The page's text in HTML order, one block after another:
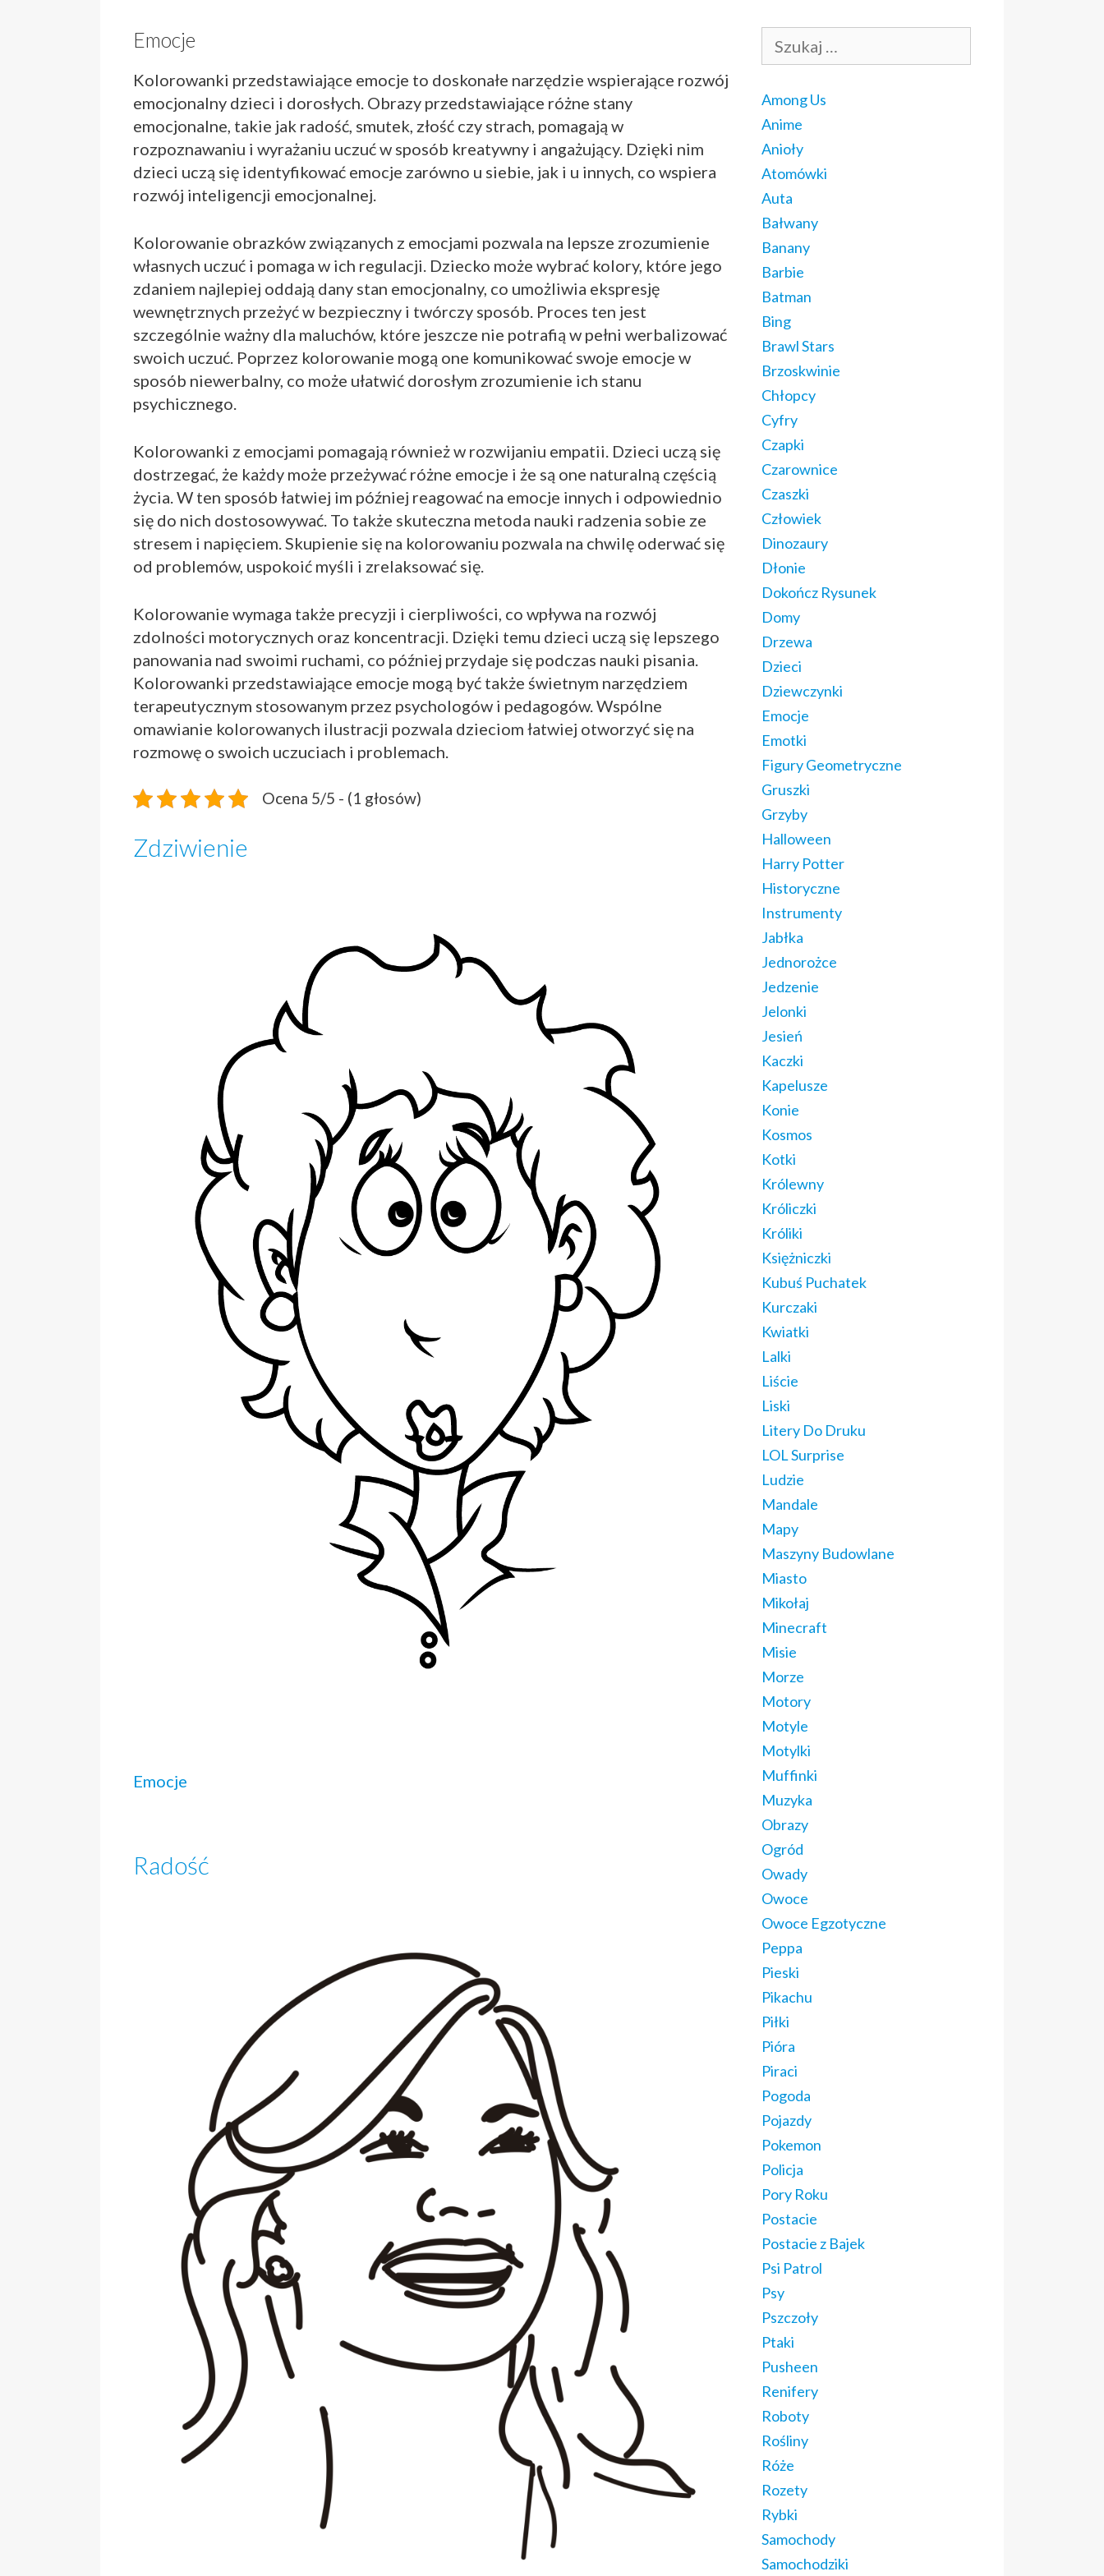
Emocje
Kolorowanki przedstawiające emocje to doskonałe narzędzie wspierające rozwój
emocjonalny dzieci i dorosłych. Obrazy przedstawiające różne stany
emocjonalne, takie jak radość, smutek, złość czy strach, pomagają w
rozpoznawaniu i wyrażaniu uczuć w sposób kreatywny i angażujący. Dzięki nim
dzieci uczą się identyfikować emocje zarówno u siebie, jak i u innych, co wspiera
rozwój inteligencji emocjonalnej.
Kolorowanie obrazków związanych z emocjami pozwala na lepsze zrozumienie
własnych uczuć i pomaga w ich regulacji. Dziecko może wybrać kolory, które jego
zdaniem najlepiej oddają dany stan emocjonalny, co umożliwia ekspresję
wewnętrznych przeżyć w bezpieczny i twórczy sposób. Proces ten jest
szczególnie ważny dla maluchów, które jeszcze nie potrafią w pełni werbalizować
swoich uczuć. Poprzez kolorowanie mogą one komunikować swoje emocje w
sposób niewerbalny, co może ułatwić dorosłym zrozumienie ich stanu
psychicznego.
Kolorowanki z emocjami pomagają również w rozwijaniu empatii. Dzieci uczą się
dostrzegać, że każdy może przeżywać różne emocje i że są one naturalną częścią
życia. W ten sposób łatwiej im później reagować na emocje innych i odpowiednio
się do nich dostosowywać. To także skuteczna metoda nauki radzenia sobie ze
stresem i napięciem. Skupienie się na kolorowaniu pozwala na chwilę oderwać się
od problemów, uspokoić myśli i zrelaksować się.
Kolorowanie wymaga także precyzji i cierpliwości, co wpływa na rozwój
zdolności motorycznych oraz koncentracji. Dzięki temu dzieci uczą się lepszego
panowania nad swoimi ruchami, co później przydaje się podczas nauki pisania.
Kolorowanki przedstawiające emocje mogą być także świetnym narzędziem
terapeutycznym stosowanym przez psychologów i pedagogów. Wspólne
omawianie kolorowanych ilustracji pozwala dzieciom łatwiej otworzyć się na
rozmowę o swoich uczuciach i problemach.
Ocena 5/5 - (1 głosów)
Zdziwienie
Emocje
Radość
Among Us
Anime
Anioły
Atomówki
Auta
Bałwany
Banany
Barbie
Batman
Bing
Brawl Stars
Brzoskwinie
Chłopcy
Cyfry
Czapki
Czarownice
Czaszki
Człowiek
Dinozaury
Dłonie
Dokończ Rysunek
Domy
Drzewa
Dzieci
Dziewczynki
Emocje
Emotki
Figury Geometryczne
Gruszki
Grzyby
Halloween
Harry Potter
Historyczne
Instrumenty
Jabłka
Jednorożce
Jedzenie
Jelonki
Jesień
Kaczki
Kapelusze
Konie
Kosmos
Kotki
Królewny
Króliczki
Króliki
Księżniczki
Kubuś Puchatek
Kurczaki
Kwiatki
Lalki
Liście
Liski
Litery Do Druku
LOL Surprise
Ludzie
Mandale
Mapy
Maszyny Budowlane
Miasto
Mikołaj
Minecraft
Misie
Morze
Motory
Motyle
Motylki
Muffinki
Muzyka
Obrazy
Ogród
Owady
Owoce
Owoce Egzotyczne
Peppa
Pieski
Pikachu
Piłki
Pióra
Piraci
Pogoda
Pojazdy
Pokemon
Policja
Pory Roku
Postacie
Postacie z Bajek
Psi Patrol
Psy
Pszczoły
Ptaki
Pusheen
Renifery
Roboty
Rośliny
Róże
Rozety
Rybki
Samochody
Samochodziki